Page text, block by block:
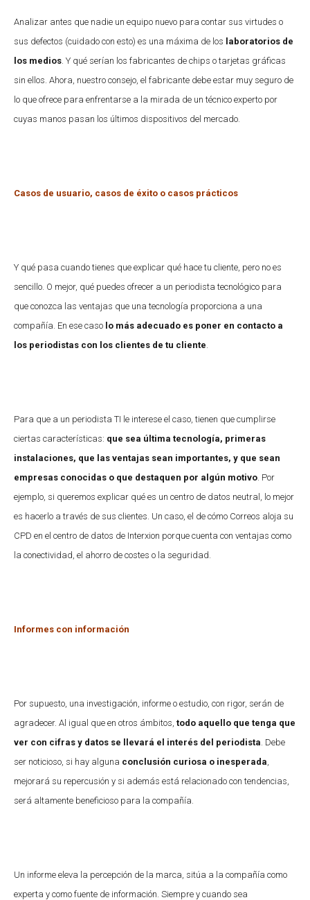
Analizar antes que nadie un equipo nuevo para contar sus virtudes o
sus defectos (cuidado con esto) es una máxima de los laboratorios de
los medios . Y qué serían los fabricantes de chips o tarjetas gráficas
sin ellos. Ahora, nuestro consejo, el fabricante debe estar muy seguro de
lo que ofrece para enfrentarse a la mirada de un técnico experto por
cuyas manos pasan los últimos dispositivos del mercado.
Casos de usuario, casos de éxito o casos prácticos
Y qué pasa cuando tienes que explicar qué hace tu cliente, pero no es
sencillo. O mejor, qué puedes ofrecer a un periodista tecnológico para
que conozca las ventajas que una tecnología proporciona a una
compañía. En ese caso lo más adecuado es poner en contacto a
los periodistas con los clientes de tu cliente
Para que a un periodista TI le interese el caso, tienen que cumplirse
ciertas características: que sea última tecnología, primeras
instalaciones, que las ventajas sean importantes, y que sean
empresas conocidas o que destaquen por algún motivo . Por
ejemplo, si queremos explicar qué es un centro de datos neutral, lo mejor
es hacerlo a través de sus clientes. Un caso, el de cómo Correos aloja su
CPD en el centro de datos de Interxion porque cuenta con ventajas como
la conectividad, el ahorro de costes o la seguridad.
Informes con información
Por supuesto, una investigación, informe o estudio, con rigor, serán de
agradecer. Al igual que en otros ámbitos, todo aquello que tenga que
ver con cifras y datos se llevará el interés del periodista . Debe
ser noticioso, si hay alguna conclusión curiosa o inesperada
mejorará su repercusión y si además está relacionado con tendencias,
será altamente beneficioso para la compañía.
Un informe eleva la percepción de la marca, sitúa a la compañía como
experta y como fuente de información. Siempre y cuando sea